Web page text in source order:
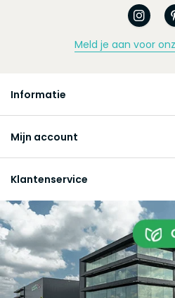
Meld je aan voor
Informatie
Mijn account
Klantenservice